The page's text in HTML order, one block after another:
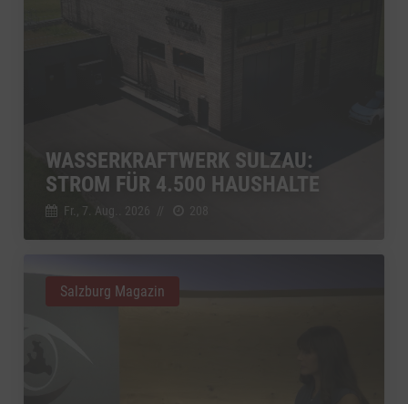
WASSERKRAFTWERK SULZAU:
STROM FÜR 4.500 HAUSHALTE
Fr., 7. Aug.. 2026
Salzburg Magazin